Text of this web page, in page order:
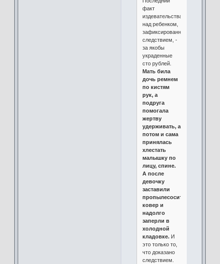
факт
издевательства
над ребенком,
зафиксированный
следствием, -
за якобы
украденные
сто рублей.
Мать била
дочь ремнем
по кистям
рук, а
подруга
помогала
жертву
удерживать, а
потом и сама
принялась
хлестать
малышку по
лицу, спине.
А после
девочку
заставили
пропылесосить
ковер и
надолго
заперли в
холодной
кладовке.И
это только то,
что доказано
следствием.